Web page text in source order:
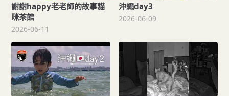
謝謝happy老老師的故事貓
咪茶館
2026-06-11
沖繩day3
2026-06-09